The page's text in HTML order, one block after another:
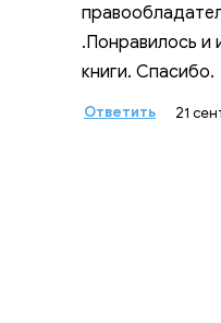
.Понравилось и
книги. Спасибо.
Ответить 21